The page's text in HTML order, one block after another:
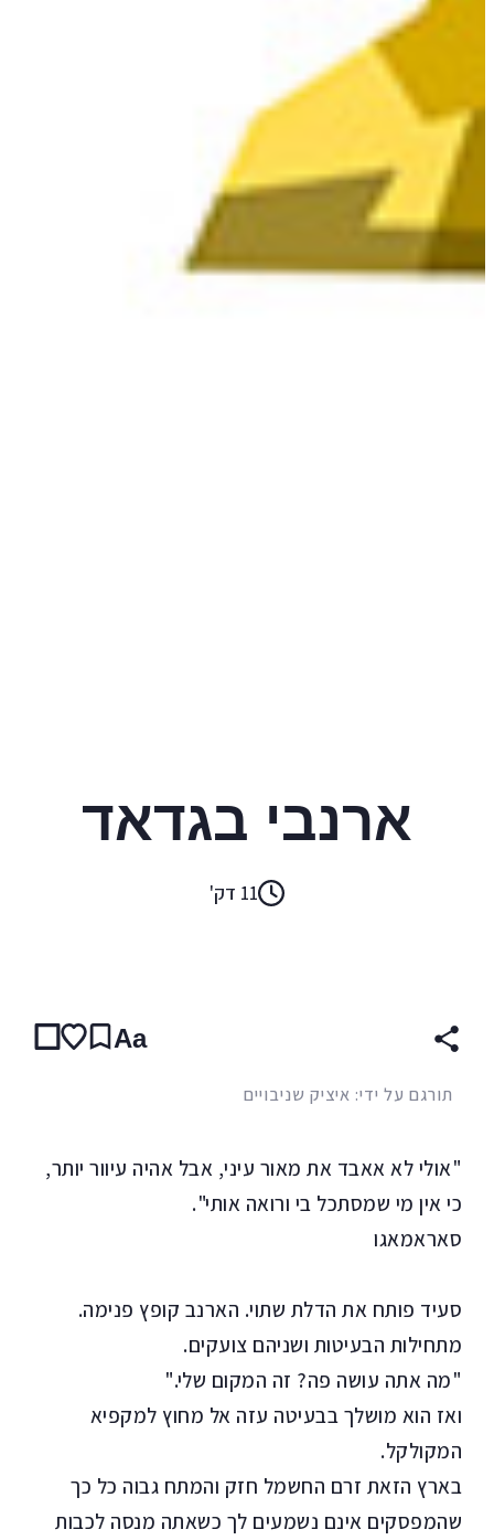
ארנבי בגדאד
11 דק'
Aa
תורגם על ידי: איציק שניבויים
"אולי לא אאבד את מאור עיני, אבל אהיה עיוור יותר,
כי אין מי שמסתכל בי ורואה אותי".
סאראמאגו
סעיד פותח את הדלת שתוי. הארנב קופץ פנימה.
מתחילות הבעיטות ושניהם צועקים.
"מה אתה עושה פה? זה המקום שלי."
ואז הוא מושלך בבעיטה עזה אל מחוץ למקפיא
המקולקל.
בארץ הזאת זרם החשמל חזק והמתח גבוה כל כך
שהמפסקים אינם נשמעים לך כשאתה מנסה לכבות